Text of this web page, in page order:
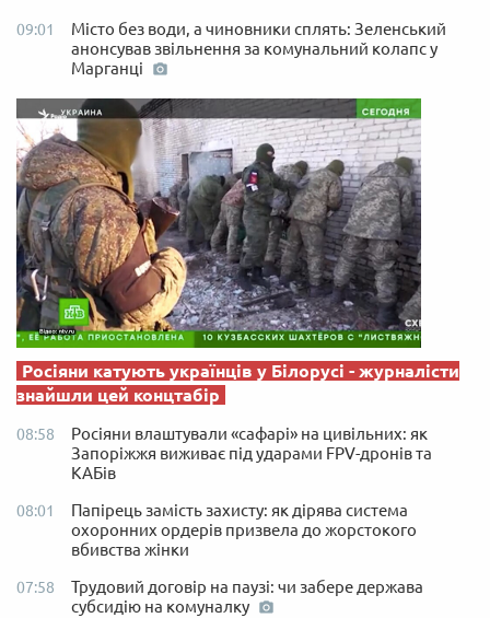
09:01
Місто без води, а чиновники сплять: Зеленський
анонсував звільнення за комунальний колапс у
Марганці
Росіяни катують українців у Білорусі - журналісти
знайшли цей концтабір
08:58
Росіяни влаштували «сафарі» на цивільних: як
Запоріжжя виживає під ударами FPV-дронів та
КАБів
08:01
Папірець замість захисту: як дірява система
охоронних ордерів призвела до жорстокого
вбивства жінки
07:58
Трудовий договір на паузі: чи забере держава
субсидію на комуналку